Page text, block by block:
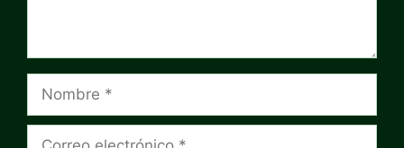
Nombre
Correo